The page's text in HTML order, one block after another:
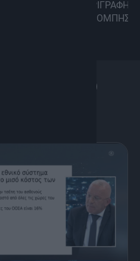
ΠΕΡΙΓΡΑΦΗ
ΕΚΠΟΜΠΗΣ